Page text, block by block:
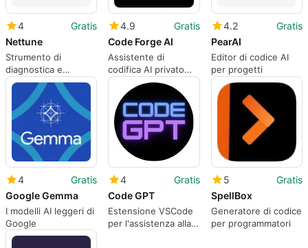
4
Gratis
Nettune
Strumento di
diagnostica e
ottimizzazione della
4.9
Gratis
Code Forge AI
Assistente di
codifica AI privato
gratuito
4.2
Gratis
PearAI
Editor di codice AI
per progetti
4
Gratis
Google Gemma
I modelli AI leggeri di
Google
4
Gratis
Code GPT
Estensione VSCode
per l'assistenza alla
5
Gratis
SpellBox
Generatore di codice
per programmatori